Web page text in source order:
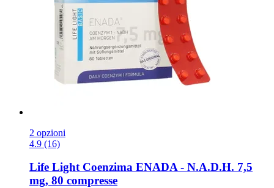
2 opzioni
4.9 (16)
Life LightCoenzima ENADA -​ N.A.D.H. 7,5
mg, 80 compresse